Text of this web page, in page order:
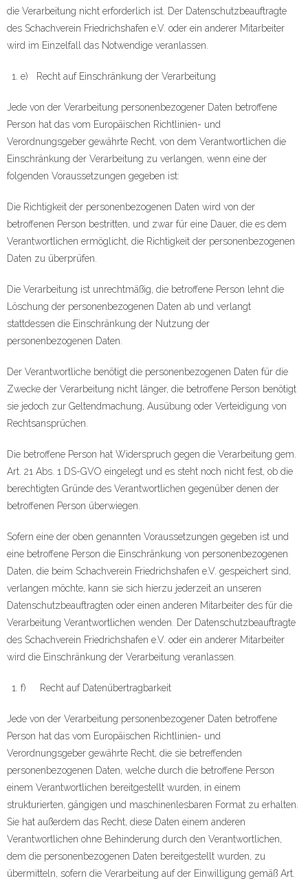
die Verarbeitung nicht erforderlich ist. Der Datenschutzbeauftragte
des Schachverein Friedrichshafen e.V. oder ein anderer Mitarbeiter
wird im Einzelfall das Notwendige veranlassen.
e) Recht auf Einschränkung der Verarbeitung
Jede von der Verarbeitung personenbezogener Daten betroffene
Person hat das vom Europäischen Richtlinien- und
Verordnungsgeber gewährte Recht, von dem Verantwortlichen die
Einschränkung der Verarbeitung zu verlangen, wenn eine der
folgenden Voraussetzungen gegeben ist:
Die Richtigkeit der personenbezogenen Daten wird von der
betroffenen Person bestritten, und zwar für eine Dauer, die es dem
Verantwortlichen ermöglicht, die Richtigkeit der personenbezogenen
Daten zu überprüfen.
Die Verarbeitung ist unrechtmäßig, die betroffene Person lehnt die
Löschung der personenbezogenen Daten ab und verlangt
stattdessen die Einschränkung der Nutzung der
personenbezogenen Daten.
Der Verantwortliche benötigt die personenbezogenen Daten für die
Zwecke der Verarbeitung nicht länger, die betroffene Person benötigt
sie jedoch zur Geltendmachung, Ausübung oder Verteidigung von
Rechtsansprüchen.
Die betroffene Person hat Widerspruch gegen die Verarbeitung gem.
Art. 21 Abs. 1 DS-GVO eingelegt und es steht noch nicht fest, ob die
berechtigten Gründe des Verantwortlichen gegenüber denen der
betroffenen Person überwiegen.
Sofern eine der oben genannten Voraussetzungen gegeben ist und
eine betroffene Person die Einschränkung von personenbezogenen
Daten, die beim Schachverein Friedrichshafen e.V. gespeichert sind,
verlangen möchte, kann sie sich hierzu jederzeit an unseren
Datenschutzbeauftragten oder einen anderen Mitarbeiter des für die
Verarbeitung Verantwortlichen wenden. Der Datenschutzbeauftragte
des Schachverein Friedrichshafen e.V. oder ein anderer Mitarbeiter
wird die Einschränkung der Verarbeitung veranlassen.
f) Recht auf Datenübertragbarkeit
Jede von der Verarbeitung personenbezogener Daten betroffene
Person hat das vom Europäischen Richtlinien- und
Verordnungsgeber gewährte Recht, die sie betreffenden
personenbezogenen Daten, welche durch die betroffene Person
einem Verantwortlichen bereitgestellt wurden, in einem
strukturierten, gängigen und maschinenlesbaren Format zu erhalten.
Sie hat außerdem das Recht, diese Daten einem anderen
Verantwortlichen ohne Behinderung durch den Verantwortlichen,
dem die personenbezogenen Daten bereitgestellt wurden, zu
übermitteln, sofern die Verarbeitung auf der Einwilligung gemäß Art.